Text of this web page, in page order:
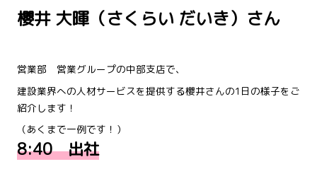
櫻井 大暉（さくらい だいき）さん
営業部 営業グループの中部支店で、
建設業界への人材サービスを提供する櫻井さんの1日の様子をご
紹介します！
（あくまで一例です！）
8:40 出社